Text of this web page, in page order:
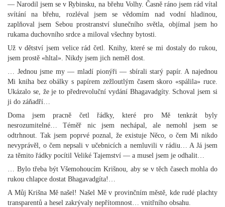
— Narodil jsem se v Rybinsku, na břehu Volhy. Časně ráno jsem rád vítal
svítání na břehu, rozléval jsem se vědomím nad vodní hladinou,
zaplňoval jsem Sebou prostranství slunečního světla, objímal jsem ho
rukama duchovního srdce a miloval všechny bytosti.
Už v dětství jsem velice rád četl. Knihy, které se mi dostaly do rukou,
jsem prostě «hltal». Nikdy jsem jich neměl dost.
… Jednou jsme my — mladí pionýři — sbírali starý papír. A najednou
Mi kniha bez obálky s papírem zežloutlým časem skoro «spálila» ruce.
Ukázalo se, že je to předrevoluční vydání Bhagavadgíty. Schoval jsem si
ji do záňadří…
Doma jsem pracně četl řádky, které pro Mě tenkrát byly
nesrozumitelné… Téměř nic jsem nechápal, ale nemohl jsem se
odtrhnout. Tak jsem poprvé poznal, že existuje Něco, o čem Mi nikdo
nevyprávěl, o čem nepsali v učebnicích a nemluvili v rádiu… A Já jsem
za těmito řádky pocítil Veliké Tajemství — a musel jsem je odhalit…
… Bylo třeba být Všemohoucím Krišnou, aby se v těch časech mohla do
rukou chlapce dostat Bhagavadgíta!…
A Můj Krišna Mě našel! Našel Mě v provinčním městě, kde rudé plachty
transparentů a hesel zakrývaly nepřítomnost… vnitřního obsahu.